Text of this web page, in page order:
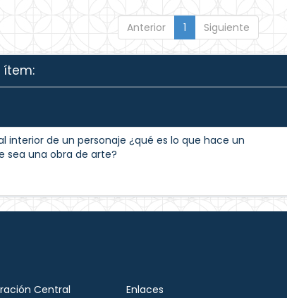
Anterior 1 Siguiente
ítem:
interior de un personaje ¿qué es lo que hace un
sea una obra de arte?
Central Enlaces